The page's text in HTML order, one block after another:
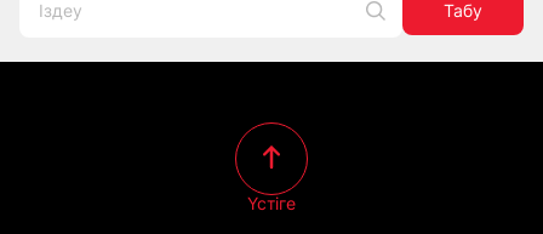
Табу
Үстіге